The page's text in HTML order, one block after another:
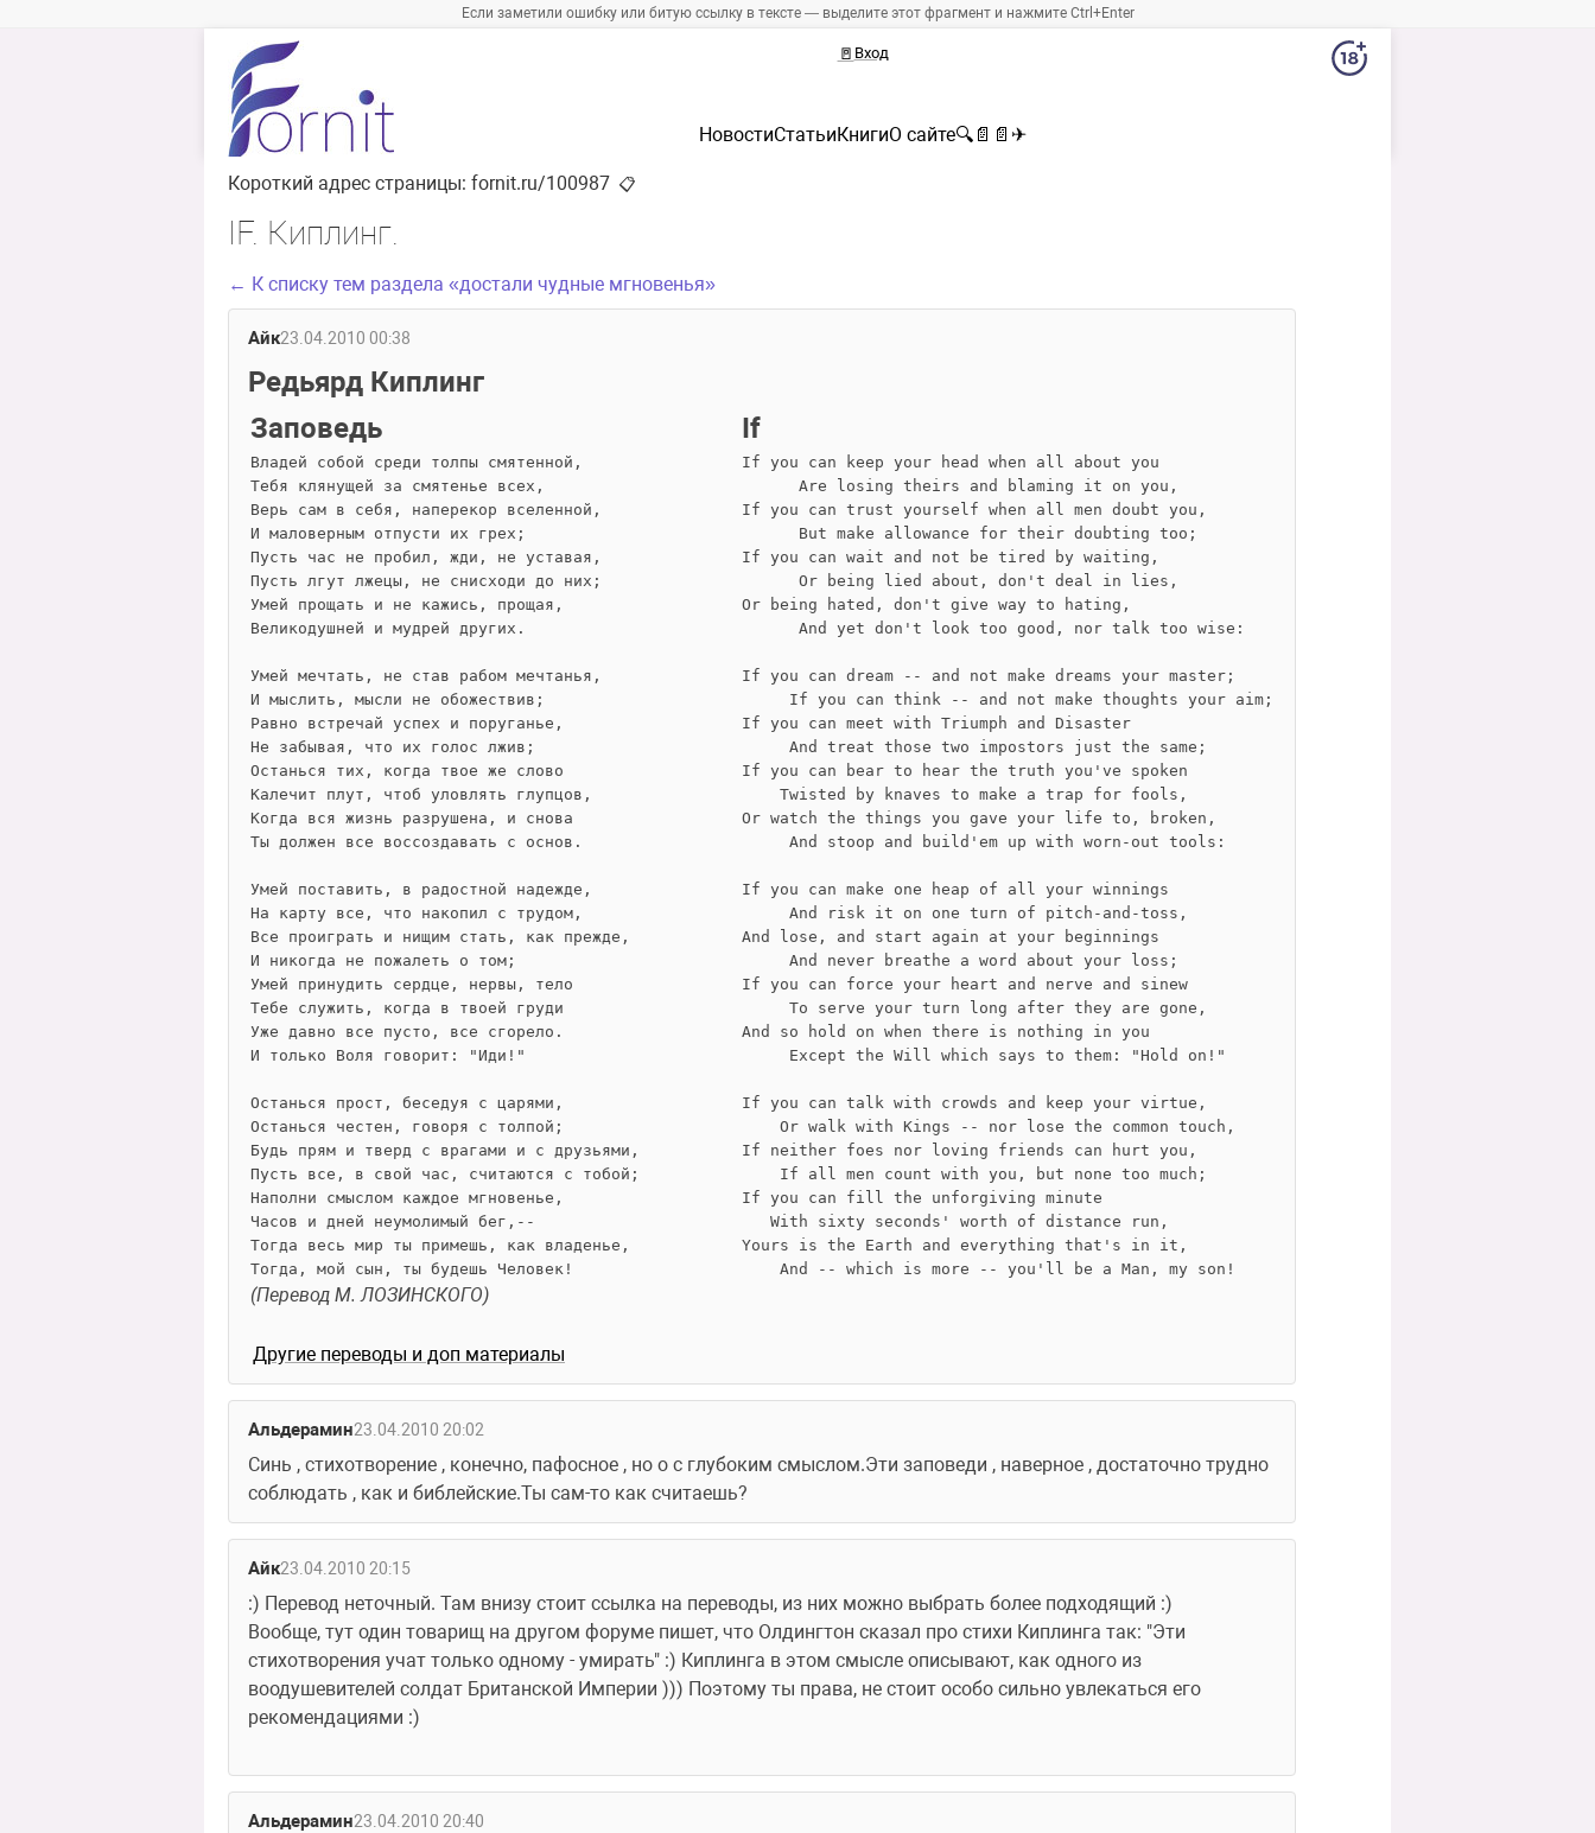
Если заметили ошибку или битую ссылку в тексте — выделите этот фрагмент и нажмите Ctrl+Enter
🚪 Вход
НовостиСтатьиКнигиО сайте🔍 📄 📄 ✈
Короткий адрес страницы: fornit.ru/100987 📋
IF. Киплинг.
← К списку тем раздела «достали чудные мгновенья»
Айк23.04.2010 00:38
Редьярд Киплинг
Заповедь
Владей собой среди толпы смятенной,
Тебя клянущей за смятенье всех,
Верь сам в себя, наперекор вселенной,
И маловерным отпусти их грех;
Пусть час не пробил, жди, не уставая,
Пусть лгут лжецы, не снисходи до них;
Умей прощать и не кажись, прощая,
Великодушней и мудрей других.
Умей мечтать, не став рабом мечтанья,
И мыслить, мысли не обожествив;
Равно встречай успех и поруганье,
Не забывая, что их голос лжив;
Останься тих, когда твое же слово
Калечит плут, чтоб уловлять глупцов,
Когда вся жизнь разрушена, и снова
Ты должен все воссоздавать с основ.
Умей поставить, в радостной надежде,
На карту все, что накопил с трудом,
Все проиграть и нищим стать, как прежде,
И никогда не пожалеть о том;
Умей принудить сердце, нервы, тело
Тебе служить, когда в твоей груди
Уже давно все пусто, все сгорело.
И только Воля говорит: "Иди!"
Останься прост, беседуя с царями,
Останься честен, говоря с толпой;
Будь прям и тверд с врагами и с друзьями,
Пусть все, в свой час, считаются с тобой;
Наполни смыслом каждое мгновенье,
Часов и дней неумолимый бег,--
Тогда весь мир ты примешь, как владенье,
Тогда, мой сын, ты будешь Человек!
(Перевод М. ЛОЗИНСКОГО)
If
If you can keep your head when all about you
      Are losing theirs and blaming it on you,
If you can trust yourself when all men doubt you,
      But make allowance for their doubting too;
If you can wait and not be tired by waiting,
      Or being lied about, don't deal in lies,
Or being hated, don't give way to hating,
      And yet don't look too good, nor talk too wise:
If you can dream -- and not make dreams your master;
     If you can think -- and not make thoughts your aim;
If you can meet with Triumph and Disaster
     And treat those two impostors just the same;
If you can bear to hear the truth you've spoken
    Twisted by knaves to make a trap for fools,
Or watch the things you gave your life to, broken,
     And stoop and build'em up with worn-out tools:
If you can make one heap of all your winnings
     And risk it on one turn of pitch-and-toss,
And lose, and start again at your beginnings
     And never breathe a word about your loss;
If you can force your heart and nerve and sinew
     To serve your turn long after they are gone,
And so hold on when there is nothing in you
     Except the Will which says to them: "Hold on!"
If you can talk with crowds and keep your virtue,
    Or walk with Kings -- nor lose the common touch,
If neither foes nor loving friends can hurt you,
    If all men count with you, but none too much;
If you can fill the unforgiving minute
   With sixty seconds' worth of distance run,
Yours is the Earth and everything that's in it,
    And -- which is more -- you'll be a Man, my son!
Другие переводы и доп материалы
Альдерамин23.04.2010 20:02
Синь , стихотворение , конечно, пафосное , но о с глубоким смыслом.Эти заповеди , наверное , достаточно трудно
соблюдать , как и библейские.Ты сам-то как считаешь?
Айк23.04.2010 20:15
:) Перевод неточный. Там внизу стоит ссылка на переводы, из них можно выбрать более подходящий :)
Вообще, тут один товарищ на другом форуме пишет, что Олдингтон сказал про стихи Киплинга так: "Эти
стихотворения учат только одному - умирать" :) Киплинга в этом смысле описывают, как одного из
воодушевителей солдат Британской Империи ))) Поэтому ты права, не стоит особо сильно увлекаться его
рекомендациями :)
Альдерамин23.04.2010 20:40